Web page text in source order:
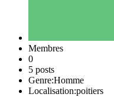
Membres
0
5 posts
Genre:Homme
Localisation:poitiers